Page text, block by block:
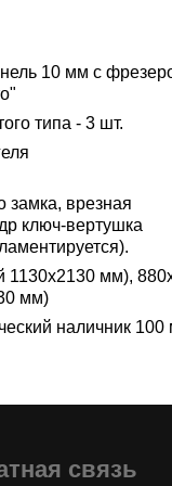
10 мм с
типа - 3 шт.
замка, врезная
ключ-вертушка
мм),
мм)
наличник 100
связь